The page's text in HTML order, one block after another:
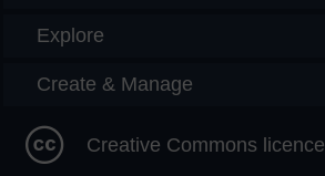
Explore
Create & Manage
Creative Commons licence